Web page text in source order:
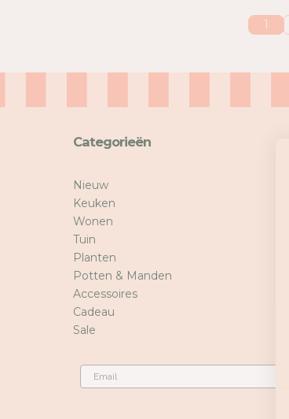
1
Categorieën
Nieuw
Keuken
Wonen
Tuin
Planten
Potten & Manden
Accessoires
Cadeau
Sale
Email
Laat je